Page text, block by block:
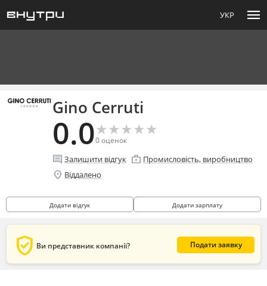
УКР menu
Gino Cerruti
0.0★
★★
★★
★★
★★
★
0оценок
comment Залишити відгук enterprise Промисловість, виробництво
location_on Віддалено
Додати відгук Додати зарплату
verified_user Ви представник компанії? Подати заявку